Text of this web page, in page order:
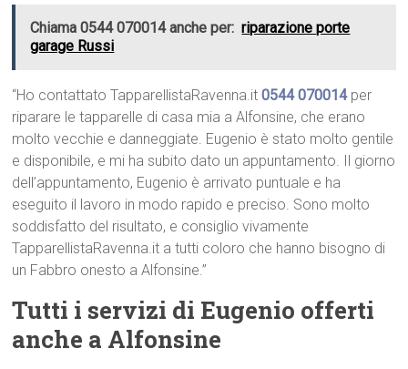
Chiama 0544 070014 anche per: riparazione porte
garage Russi
“Ho contattato TapparellistaRavenna.it0544 070014per
riparare le tapparelle di casa mia a Alfonsine, che erano
molto vecchie e danneggiate. Eugenio è stato molto gentile
e disponibile, e mi ha subito dato un appuntamento. Il giorno
dell’appuntamento, Eugenio è arrivato puntuale e ha
eseguito il lavoro in modo rapido e preciso. Sono molto
soddisfatto del risultato, e consiglio vivamente
TapparellistaRavenna.it a tutti coloro che hanno bisogno di
un Fabbro onesto a Alfonsine.”
Tutti i servizi di Eugenio offerti
anche a Alfonsine